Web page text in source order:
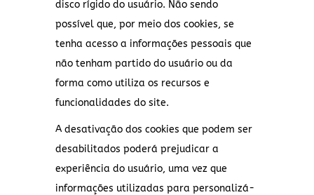
disco rígido do usuário. Não sendo
possível que, por meio dos cookies, se
tenha acesso a informações pessoais que
não tenham partido do usuário ou da
forma como utiliza os recursos e
funcionalidades do site.
A desativação dos cookies que podem ser
desabilitados poderá prejudicar a
experiência do usuário, uma vez que
informações utilizadas para personalizá-